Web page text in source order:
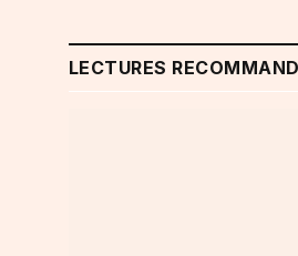
LECTURES